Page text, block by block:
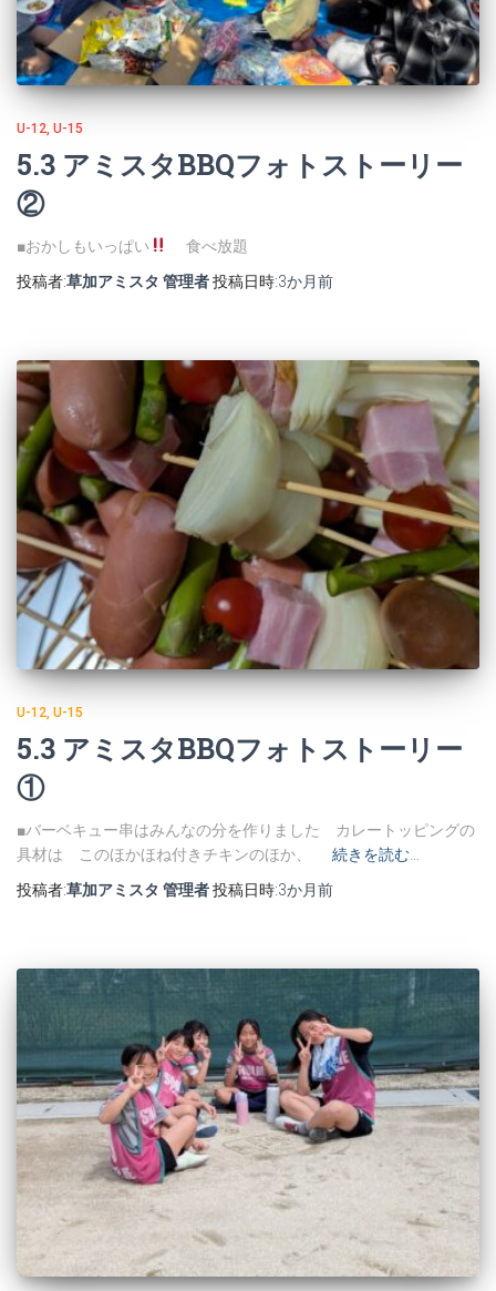
U-12 U-15
5.3 アミスタBBQフォトストーリー
②
■おかしもいっぱい
食べ放題
投稿者:草加アミスタ 管理者投稿日時:3か月前
U-12 U-15
5.3 アミスタBBQフォトストーリー
①
■バーベキュー串はみんなの分を作りました カレートッピングの
具材は このほかほね付きチキンのほか、
続きを読む…
投稿者:草加アミスタ 管理者投稿日時:3か月前